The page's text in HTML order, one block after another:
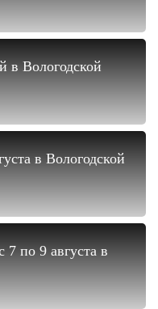
в Вологодской
в Вологодской
7 по 9 августа в